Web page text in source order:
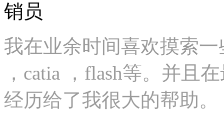
销员
我在业余时间喜欢摸索
，catia ，flash等。并且
经历给了我很大的帮助